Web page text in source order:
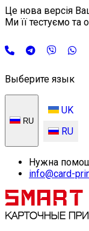
Це нова версія
Ми її тестуємо та
Выберите язык
RU
UK
RU
Нужна
info@card-